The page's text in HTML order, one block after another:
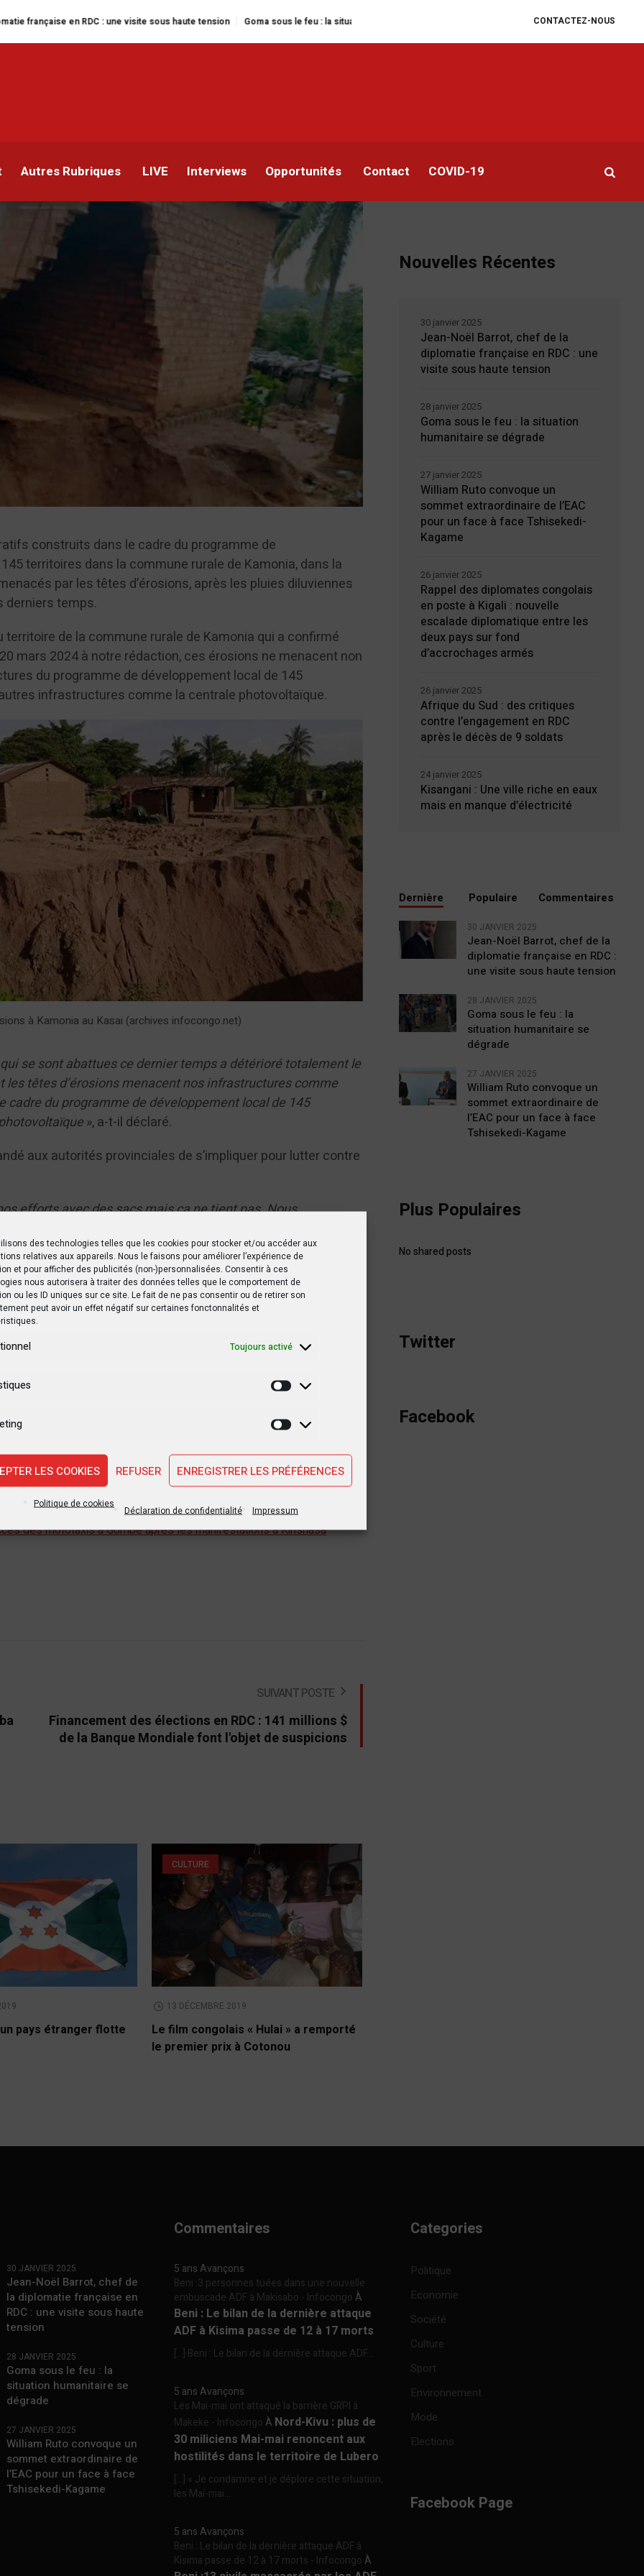
des technologies telles que les cookies pour stocker et/ou accéder aux
relatives aux appareils. Nous le faisons pour améliorer l’expérience de
et pour afficher des publicités (non-)personnalisées. Consentir à ces
nous autorisera à traiter des données telles que le comportement de
ou les ID uniques sur ce site. Le fait de ne pas consentir ou de retirer son
peut avoir un effet négatif sur certaines fonctonnalités et
Toujours activé
Statistiques
Marketing
LES COOKIES REFUSER ENREGISTRER LES PRÉFÉRENCES
Politique de cookies
Déclaration de confidentialité Impressum
CONTACTEZ-NOUS
: une visite sous haute tension Goma sous le feu : la situation humanitaire se dégrade William Ruto convoque un sommet extraordinaire de
Autres Rubriques LIVE Interviews Opportunités Contact COVID-19
menacées par les
construits dans le cadre du programme de
territoires dans la commune rurale de Kamonia, dans la
par les têtes d’érosions, après les pluies diluviennes
derniers temps.
territoire de la commune rurale de Kamonia qui a confirmé
mars 2024 à notre rédaction, ces érosions ne menacent non
du programme de développement local de 145
infrastructures comme la centrale photovoltaïque.
à Kamonia au Kasai (archives infocongo.net)
se sont abattues ce dernier temps a détérioré totalement le
têtes d’érosions menacent nos infrastructures comme
cadre du programme de développement local de 145
», a-t-il déclaré.
aux autorités provinciales de s’impliquer pour lutter contre
efforts avec des sacs mais ça ne tient pas. Nous
provinciales du Kasaï de nous venir en aide pour lutter contre
pire arrive», a-t-il ajouté.
se sont abattues ces derniers temps n’ont pas seulement
de Kamonia, mais aussi toute l’étendue du territoire
de chaleur en RDC : les conséquences peuvent être
Print
des mototaxis à Gombe après les manifestations à Kinshasa
SUIVANT POSTE
Financement des élections en RDC : 141 millions $
de la Banque Mondiale font l'objet de suspicions
pays étranger flotte
CULTURE
13 DÉCEMBRE 2019
Le film congolais « Hulai » a remporté
le premier prix à Cotonou
Nouvelles Récentes
Jean-Noël Barrot, chef de la
diplomatie française en RDC : une
visite sous haute tension
30 janvier 2025
Goma sous le feu : la situation
humanitaire se dégrade
28 janvier 2025
William Ruto convoque un
sommet extraordinaire de l’EAC
pour un face à face Tshisekedi-
Kagame
27 janvier 2025
Rappel des diplomates congolais
en poste à Kigali : nouvelle
escalade diplomatique entre les
deux pays sur fond
d’accrochages armés
26 janvier 2025
Afrique du Sud : des critiques
contre l’engagement en RDC
après le décès de 9 soldats
26 janvier 2025
Kisangani : Une ville riche en eaux
mais en manque d’électricité
24 janvier 2025
Dernière Populaire Commentaires
30 JANVIER 2025
Jean-Noël Barrot, chef de la
diplomatie française en RDC :
une visite sous haute tension
28 JANVIER 2025
Goma sous le feu : la
situation humanitaire se
dégrade
27 JANVIER 2025
William Ruto convoque un
sommet extraordinaire de
l’EAC pour un face à face
Tshisekedi-Kagame
Plus Populaires
No shared posts
Twitter
Facebook
30 JANVIER 2025
Jean-Noël Barrot, chef de
la diplomatie française en
RDC : une visite sous haute
tension
28 JANVIER 2025
Goma sous le feu : la
situation humanitaire se
dégrade
27 JANVIER 2025
William Ruto convoque un
sommet extraordinaire de
l’EAC pour un face à face
Tshisekedi-Kagame
Commentaires
5 ans Avançons
Beni :3 personnes tuées dans une nouvelle
embuscade ADF à Makisabo - InfocongoÀ
Beni : Le bilan de la dernière attaque
ADF à Kisima passe de 12 à 17 morts
[…] Beni : Le bilan de la dernière attaque ADF...
5 ans Avançons
Les Mai-mai ont attaqué la barrière GRPI à
Makeke - InfocongoÀ Nord-Kivu : plus de
30 miliciens Mai-mai renoncent aux
hostilités dans le territoire de Lubero
[…] « Je condamne et je déplore cette situation,
les Mai-mai...
5 ans Avançons
Beni : Le bilan de la dernière attaque ADF à
Kisima passe de 12 à 17 morts - InfocongoÀ
Categories
Politique
Economie
Société
Culture
Sport
Environnement
Mode
Elections
Facebook Page